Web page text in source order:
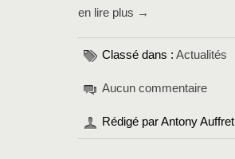
en lire plus →
Classé dans : Actualités
Aucun commentaire
Rédigé par Antony Auffret